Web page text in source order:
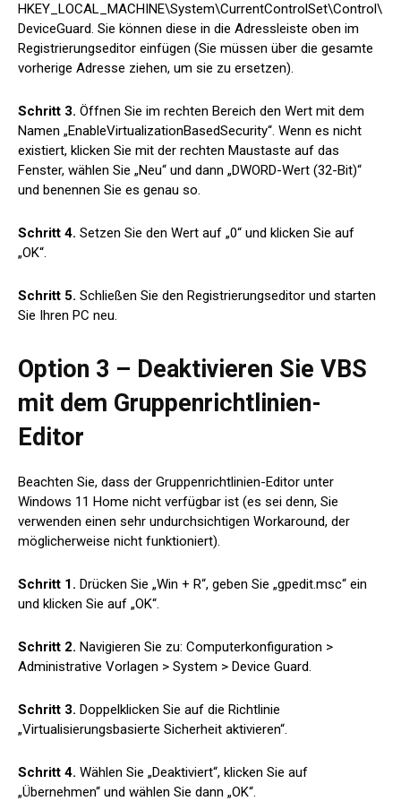
HKEY_LOCAL_MACHINE\System\CurrentControlSet\Control\
DeviceGuard. Sie können diese in die Adressleiste oben im
Registrierungseditor einfügen (Sie müssen über die gesamte
vorherige Adresse ziehen, um sie zu ersetzen).
Schritt 3. Öffnen Sie im rechten Bereich den Wert mit dem
Namen „EnableVirtualizationBasedSecurity“. Wenn es nicht
existiert, klicken Sie mit der rechten Maustaste auf das
Fenster, wählen Sie „Neu“ und dann „DWORD-Wert (32-Bit)“
und benennen Sie es genau so.
Schritt 4. Setzen Sie den Wert auf „0“ und klicken Sie auf
„OK“.
Schritt 5. Schließen Sie den Registrierungseditor und starten
Sie Ihren PC neu.
Option 3 – Deaktivieren Sie VBS
mit dem Gruppenrichtlinien-
Editor
Beachten Sie, dass der Gruppenrichtlinien-Editor unter
Windows 11 Home nicht verfügbar ist (es sei denn, Sie
verwenden einen sehr undurchsichtigen Workaround, der
möglicherweise nicht funktioniert).
Schritt 1. Drücken Sie „Win + R“, geben Sie „gpedit.msc“ ein
und klicken Sie auf „OK“.
Schritt 2. Navigieren Sie zu: Computerkonfiguration >
Administrative Vorlagen > System > Device Guard.
Schritt 3. Doppelklicken Sie auf die Richtlinie
„Virtualisierungsbasierte Sicherheit aktivieren“.
Schritt 4. Wählen Sie „Deaktiviert“, klicken Sie auf
„Übernehmen“ und wählen Sie dann „OK“.